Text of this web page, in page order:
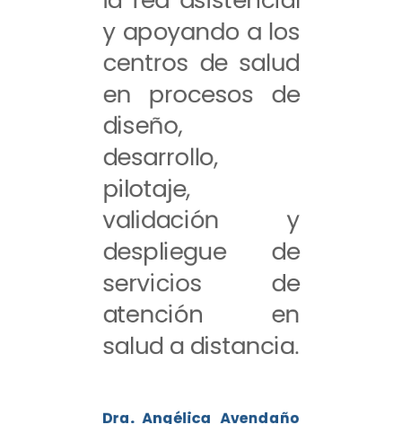
y apoyando a los
centros de salud
en procesos de
diseño,
desarrollo,
pilotaje,
validación y
despliegue de
servicios de
atención en
salud a distancia.
Dra. Angélica Avendaño